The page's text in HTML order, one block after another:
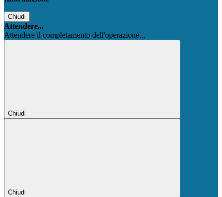
Chiudi
Attendere...
Attendere il completamento dell'operazione...
Chiudi
Chiudi